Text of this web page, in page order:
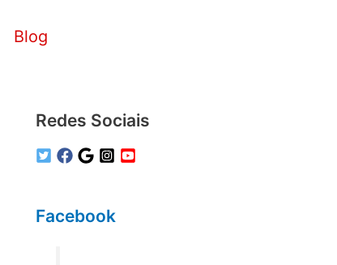
Blog
Redes Sociais
Facebook